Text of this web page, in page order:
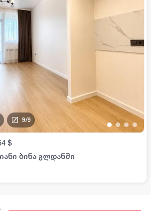
•• • •
9/9
$
ბინა გლდანში